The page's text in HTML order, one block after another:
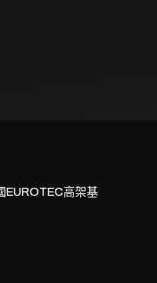
EUROTEC高架基